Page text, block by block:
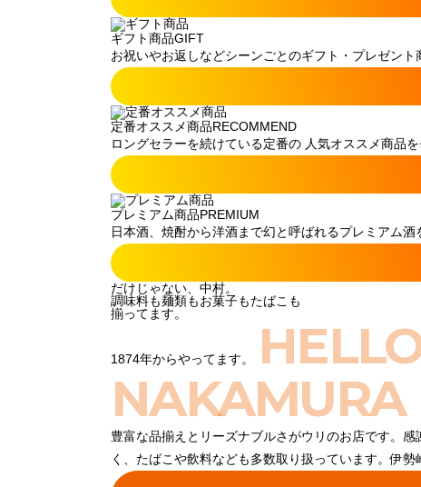
ギフト商品GIFT
お祝いやお返しなどシーンごとのギフト・プレゼント
定番オススメ商品RECOMMEND
ロングセラーを続けている定番の 人気オススメ商品
プレミアム商品PREMIUM
日本酒、焼酎から洋酒まで幻と呼ばれるプレミアム酒
だけじゃない、中村。
調味料も麺類もお菓子もたばこも
揃ってます。
1874年からやってます。
NAKAMURA
豊富な品揃えとリーズナブルさがウリのお店です。
く、たばこや飲料なども多数取り扱っています。伊